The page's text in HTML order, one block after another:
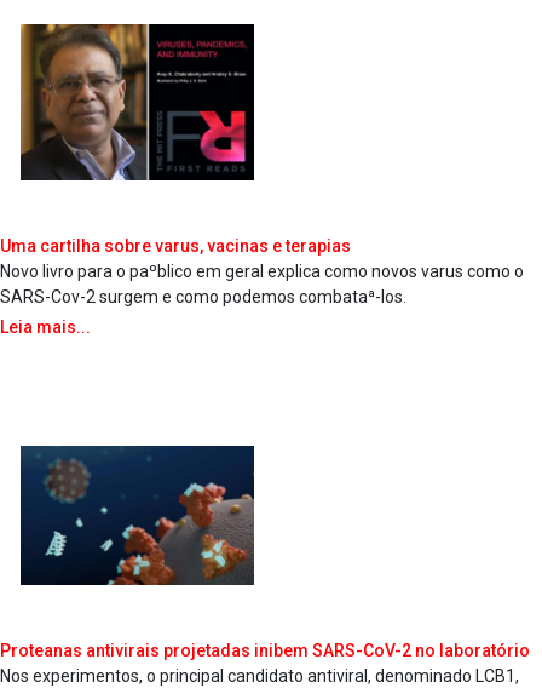
Uma cartilha sobre va­rus, vacinas e terapias
Novo livro para o paºblico em geral explica como novos va­rus como o
SARS-Cov-2 surgem e como podemos combataª-los.
Leia mais...
Protea­nas antivirais projetadas inibem SARS-CoV-2 no laboratório
Nos experimentos, o principal candidato antiviral, denominado LCB1,